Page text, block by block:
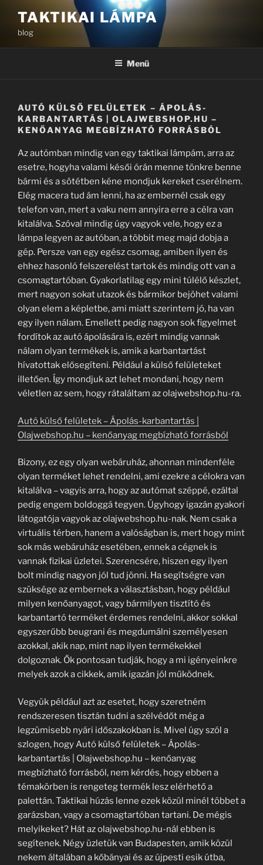
TAKTIKAI LÁMPA
blog
Menü
AUTÓ KÜLSŐ FELÜLETEK – ÁPOLÁS-
KARBANTARTÁS | OLAJWEBSHOP.HU –
KENŐANYAG MEGBÍZHATÓ FORRÁSBÓL
Az autómban mindig van egy taktikai lámpám, arra az
esetre, hogyha valami késői órán menne tönkre benne
bármi és a sötétben kéne mondjuk kereket cserélnem.
Elég macera tud ám lenni, ha az embernél csak egy
telefon van, mert a vaku nem annyira erre a célra van
kitalálva. Szóval mindig úgy vagyok vele, hogy ez a
lámpa legyen az autóban, a többit meg majd dobja a
gép. Persze van egy egész csomag, amiben ilyen és
ehhez hasonló felszerelést tartok és mindig ott van a
csomagtartóban. Gyakorlatilag egy mini túlélő készlet,
mert nagyon sokat utazok és bármikor bejöhet valami
olyan elem a képletbe, ami miatt szerintem jó, ha van
egy ilyen nálam. Emellett pedig nagyon sok figyelmet
fordítok az autó ápolására is, ezért mindig vannak
nálam olyan termékek is, amik a karbantartást
hívatottak elősegíteni. Például a külső felületeket
illetően. Így mondjuk azt lehet mondani, hogy nem
véletlen az sem, hogy rátaláltam az olajwebshop.hu-ra.
Autó külső felületek – Ápolás-karbantartás |
Olajwebshop.hu – kenőanyag megbízható forrásból
Bizony, ez egy olyan webáruház, ahonnan mindenféle
olyan terméket lehet rendelni, ami ezekre a célokra van
kitalálva – vagyis arra, hogy az autómat széppé, ezáltal
pedig engem boldoggá tegyen. Úgyhogy igazán gyakori
látogatója vagyok az olajwebshop.hu-nak. Nem csak a
virtuális térben, hanem a valóságban is, mert hogy mint
sok más webáruház esetében, ennek a cégnek is
vannak fizikai üzletei. Szerencsére, hiszen egy ilyen
bolt mindig nagyon jól tud jönni. Ha segítségre van
szüksége az embernek a választásban, hogy például
milyen kenőanyagot, vagy bármilyen tisztító és
karbantartó terméket érdemes rendelni, akkor sokkal
egyszerűbb beugrani és megdumálni személyesen
azokkal, akik nap, mint nap ilyen termékekkel
dolgoznak. Ők pontosan tudják, hogy a mi igényeinkre
melyek azok a cikkek, amik igazán jól működnek.
Vegyük például azt az esetet, hogy szeretném
rendszeresen tisztán tudni a szélvédőt még a
legzümisebb nyári időszakokban is. Mivel úgy szól a
szlogen, hogy Autó külső felületek – Ápolás-
karbantartás | Olajwebshop.hu – kenőanyag
megbízható forrásból, nem kérdés, hogy ebben a
témakörben is rengeteg termék lesz elérhető a
palettán. Taktikai húzás lenne ezek közül minél többet a
garázsban, vagy a csomagtartóban tartani. De mégis
melyikeket? Hát az olajwebshop.hu-nál ebben is
segítenek. Négy üzletük van Budapesten, amik közül
nekem általában a kőbányai és az újpesti esik útba,